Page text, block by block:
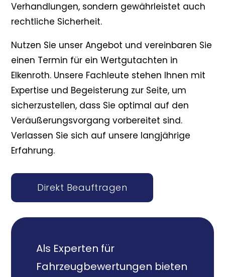
Verhandlungen, sondern gewährleistet auch
rechtliche Sicherheit.
Nutzen Sie unser Angebot und vereinbaren Sie
einen Termin für ein Wertgutachten in
Elkenroth. Unsere Fachleute stehen Ihnen mit
Expertise und Begeisterung zur Seite, um
sicherzustellen, dass Sie optimal auf den
Veräußerungsvorgang vorbereitet sind.
Verlassen Sie sich auf unsere langjährige
Erfahrung.
Direkt Beauftragen
Als Experten für
Fahrzeugbewertungen bieten